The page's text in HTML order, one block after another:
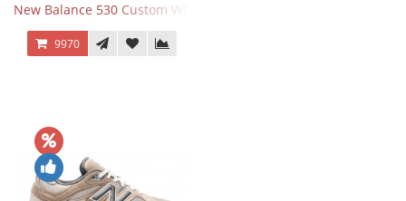
New Balance 530 Custom White Silver Navy
9970